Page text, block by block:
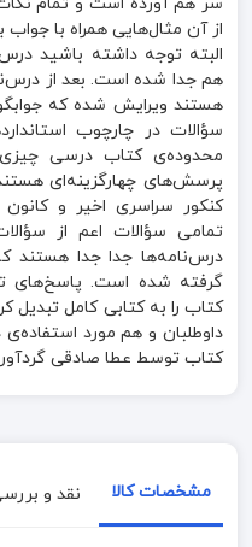
از آن مثال‌هایی همراه با
البته توجه داشته باشید
هم جدا شده است. بعد از
هستند ویرایش شده که
سؤالات در چارچوب
محدوده‌ی کتاب درسی
پرسش‌های چهارگزینه‌ای
کنکور سراسری اخیر و
تمامی سؤالات اعم از
درس‌نامه‌ها جدا جدا هستند
گرفته شده است. پاسخ‌های
کتاب را به کتابی کامل تبدیل
داوطلبان و هم مورد
کتاب توسط عطا صادقی
مشخصات کالا نقد و